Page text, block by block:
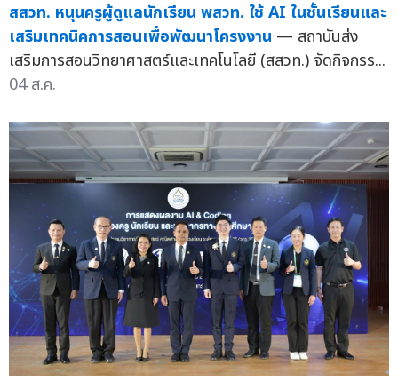
สสวท. หนุนครูผู้ดูแลนักเรียน พสวท. ใช้ AI ในชั้นเรียนและ
เสริมเทคนิคการสอนเพื่อพัฒนาโครงงาน — สถาบันส่ง
เสริมการสอนวิทยาศาสตร์และเทคโนโลยี (สสวท.) จัดกิจกรร...
04 ส.ค.